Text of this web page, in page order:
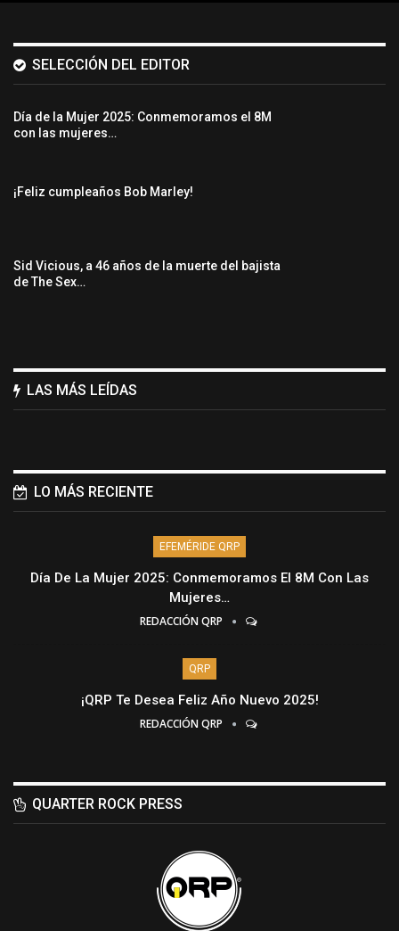
SELECCIÓN DEL EDITOR
Día de la Mujer 2025: Conmemoramos el 8M
con las mujeres…
¡Feliz cumpleaños Bob Marley!
Sid Vicious, a 46 años de la muerte del bajista
de The Sex…
LAS MÁS LEÍDAS
LO MÁS RECIENTE
EFEMÉRIDE QRP
Día De La Mujer 2025: Conmemoramos El 8M Con Las
Mujeres…
REDACCIÓN QRP
QRP
¡QRP Te Desea Feliz Año Nuevo 2025!
REDACCIÓN QRP
QUARTER ROCK PRESS